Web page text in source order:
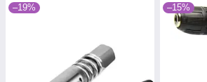
–19% –15%